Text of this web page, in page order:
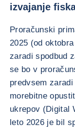
izvajanje
Proračunski
2025 (od
zaradi spodbud
se bo v
predvsem
morebitne
ukrepov (Digital
leto 2026 je bil